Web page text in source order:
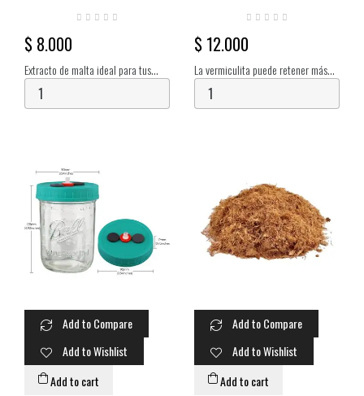
$ 8.000
Extracto de malta ideal para tus
medios liquidos.
$ 12.000
La vermiculita puede retener más
agua que la perlita. Su retención de
agua hace que sea buena para el
Add to Compare
Add to Wishlist
Add to cart
Add to Compare
Add to Wishlist
Add to cart